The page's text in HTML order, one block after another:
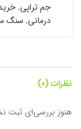
جم تراپی,
درمانی, سنگ
نظرات (0)
هنوز بررسی‌ای ثبت